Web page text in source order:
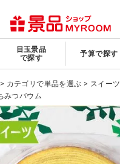
目玉景品
で探す
予算で探す
カテゴリで単品を選ぶ
スイーツ
つバウム